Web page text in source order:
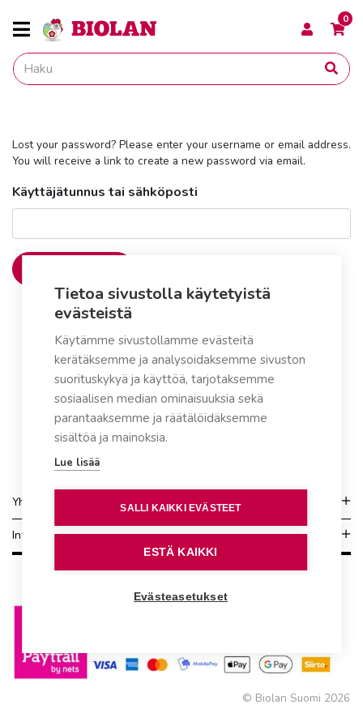
0
Lost your password? Please enter your username or email address.
You will receive a link to create a new password via email.
Käyttäjätunnus tai sähköposti
Yhteydenotto
Info
© Biolan Suomi 2026
Tietoa sivustolla käytetyistä
evästeistä
Käytämme sivustollamme evästeitä
kerätäksemme ja analysoidaksemme sivuston
suorituskykyä ja käyttöä, tarjotaksemme
sosiaalisen median ominaisuuksia sekä
parantaaksemme ja räätälöidäksemme
sisältöä ja mainoksia.
Lue lisää
SALLI KAIKKI EVÄSTEET
ESTÄ KAIKKI
Evästeasetukset